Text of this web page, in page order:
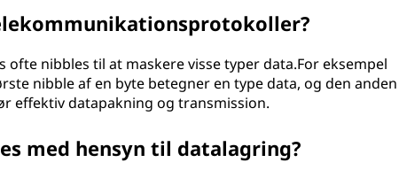
nibbles til at maskere visse typer data.For eksempel
nibble af en byte betegner en type data, og den anden
effektiv datapakning og transmission.
med hensyn til datalagring?